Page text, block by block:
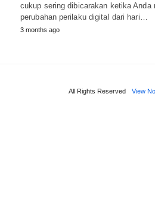
cukup sering dibicarakan ketika Anda
perubahan perilaku digital dari hari…
3 months ago
All Rights Reserved View